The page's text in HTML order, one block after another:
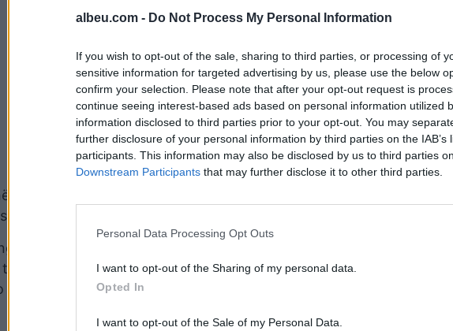
albeu.com - Do Not Process My Personal Information
If you wish to opt-out of the sale, sharing to third parties, or processing of
sensitive information for targeted advertising by us, please use the below
confirm your selection. Please note that after your opt-out request is
continue seeing interest-based ads based on personal information utilized
information disclosed to third parties prior to your opt-out. You may
further disclosure of your personal information by third parties on the IAB’s
participants. This information may also be disclosed by us to third parties
Downstream Participants that may further disclose it to other third parties.
Personal Data Processing Opt Outs
I want to opt-out of the Sharing of my personal data.
Opted In
I want to opt-out of the Sale of my Personal Data.
nxjerrë në breg, në gjendje të mirë shëndetësore 2 fëmijët, të
familjarëve të tyre.
maksimalisht në shërbim të qytetarëve, vizitorëve dhe
sigurtë dhe në këtë kuadër fton qytetarët të denoncojnë në 112?
të paligjshmërisë.